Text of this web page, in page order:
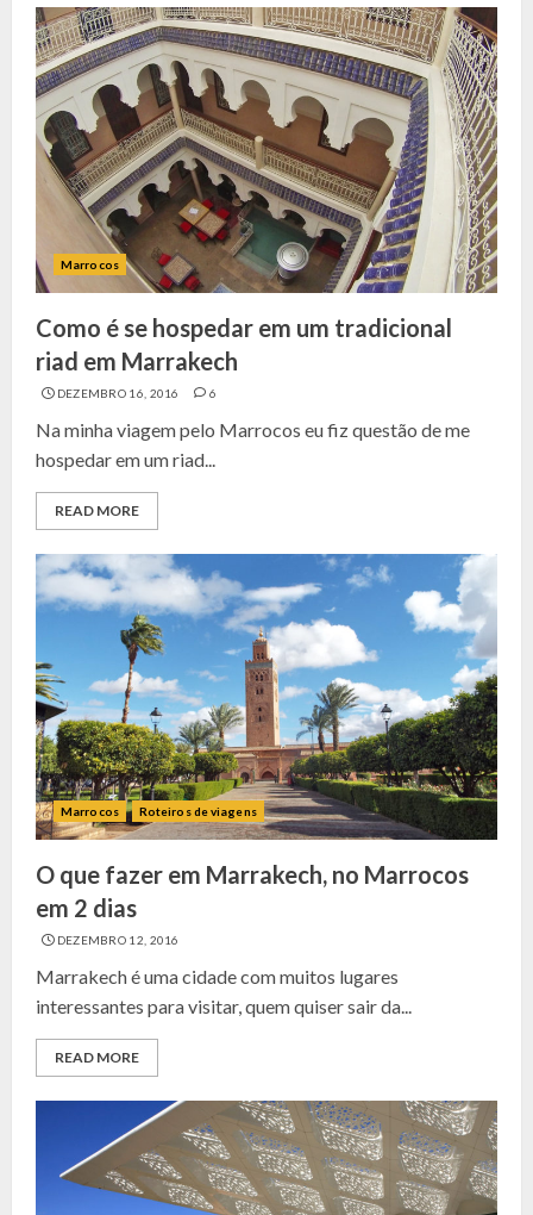
Marrocos
Como é se hospedar em um tradicional
riad em Marrakech
DEZEMBRO 16, 2016 6
Na minha viagem pelo Marrocos eu fiz questão de me
hospedar em um riad...
READ MORE
Marrocos Roteiros de viagens
O que fazer em Marrakech, no Marrocos
em 2 dias
DEZEMBRO 12, 2016
Marrakech é uma cidade com muitos lugares
interessantes para visitar, quem quiser sair da...
READ MORE